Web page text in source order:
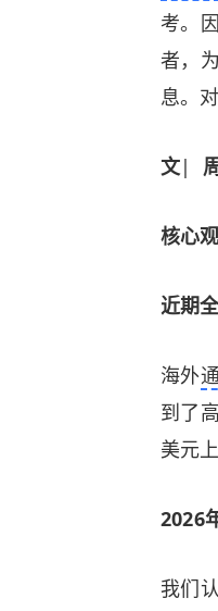
考。
者，
息。
文|
核心
近期
海外
到了
美元
2026
我们